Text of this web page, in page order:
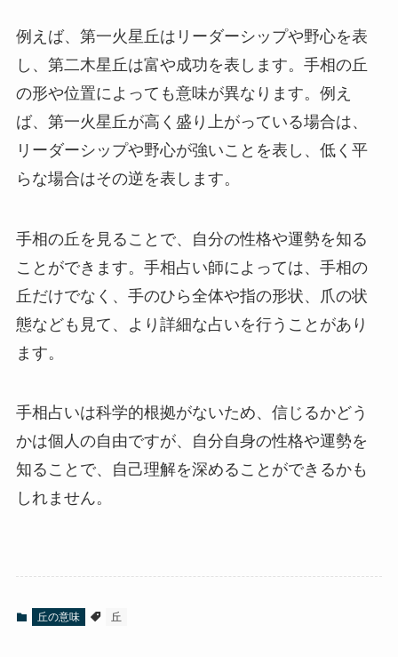
例えば、第一火星丘はリーダーシップや野心を表
し、第二木星丘は富や成功を表します。手相の丘
の形や位置によっても意味が異なります。例え
ば、第一火星丘が高く盛り上がっている場合は、
リーダーシップや野心が強いことを表し、低く平
らな場合はその逆を表します。
手相の丘を見ることで、自分の性格や運勢を知る
ことができます。手相占い師によっては、手相の
丘だけでなく、手のひら全体や指の形状、爪の状
態なども見て、より詳細な占いを行うことがあり
ます。
手相占いは科学的根拠がないため、信じるかどう
かは個人の自由ですが、自分自身の性格や運勢を
知ることで、自己理解を深めることができるかも
しれません。
丘の意味 丘